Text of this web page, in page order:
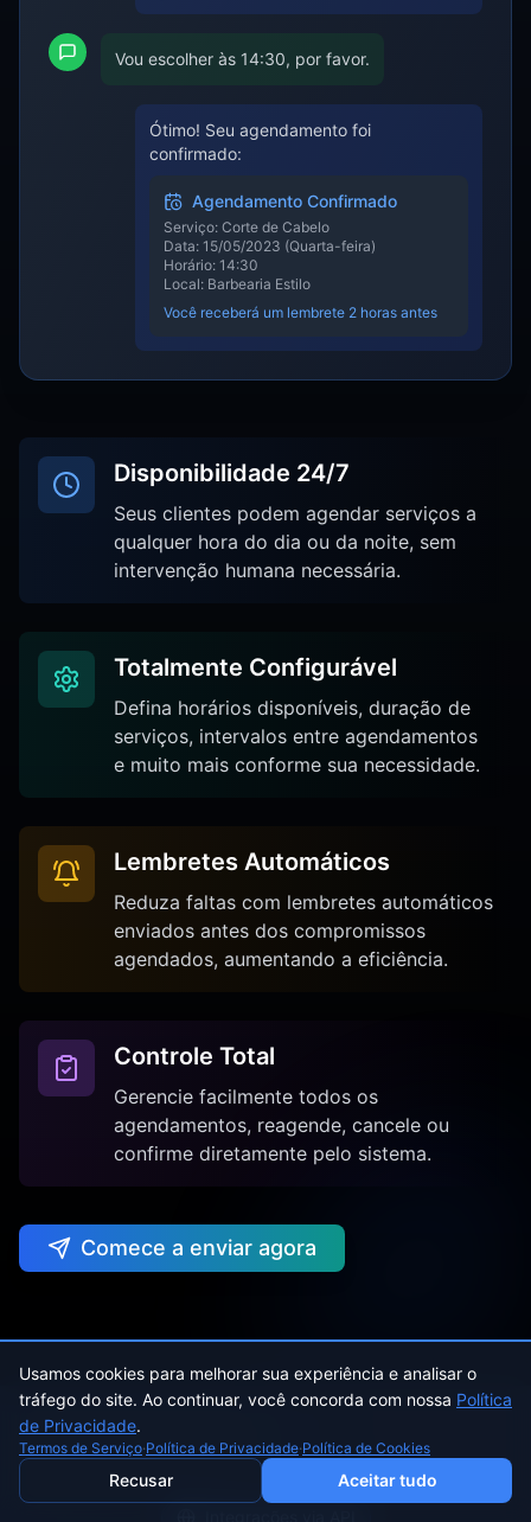
Usamos cookies para melhorar sua experiência e analisar o
tráfego do site. Ao continuar, você concorda com nossa Política
de Privacidade.
Termos de Serviço·Política de Privacidade·Política de Cookies
Recusar Aceitar tudo
Vou escolher às 14:30, por favor.
Ótimo! Seu agendamento foi
confirmado:
Agendamento Confirmado
Serviço: Corte de Cabelo
Data: 15/05/2023 (Quarta-feira)
Horário: 14:30
Local: Barbearia Estilo
Você receberá um lembrete 2 horas antes
Disponibilidade 24/7
Seus clientes podem agendar serviços a
qualquer hora do dia ou da noite, sem
intervenção humana necessária.
Totalmente Configurável
Defina horários disponíveis, duração de
serviços, intervalos entre agendamentos
e muito mais conforme sua necessidade.
Lembretes Automáticos
Reduza faltas com lembretes automáticos
enviados antes dos compromissos
agendados, aumentando a eficiência.
Controle Total
Gerencie facilmente todos os
agendamentos, reagende, cancele ou
confirme diretamente pelo sistema.
Comece a enviar agora